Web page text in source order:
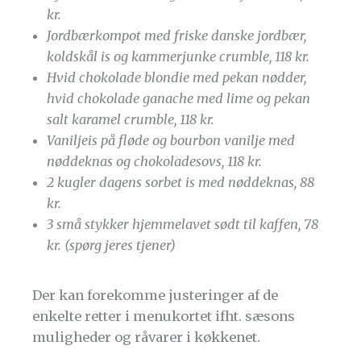
kr.
Jordbærkompot med friske danske jordbær,
koldskål is og kammerjunke crumble, 118 kr.
Hvid chokolade blondie med pekan nødder,
hvid chokolade ganache med lime og pekan
salt karamel crumble, 118 kr.
Vaniljeis på fløde og bourbon vanilje med
nøddeknas og chokoladesovs, 118 kr.
2 kugler dagens sorbet is med nøddeknas, 88
kr.
3 små stykker hjemmelavet sødt til kaffen, 78
kr. (spørg jeres tjener)
Der kan forekomme justeringer af de
enkelte retter i menukortet ifht. sæsons
muligheder og råvarer i køkkenet.